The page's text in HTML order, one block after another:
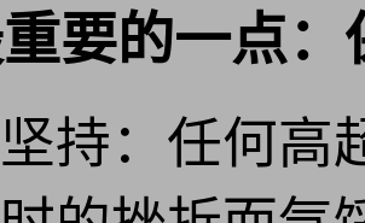
要的一点
持：任何高